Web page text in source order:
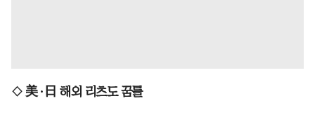
◇ 美·日 해외 리츠도 꿈틀